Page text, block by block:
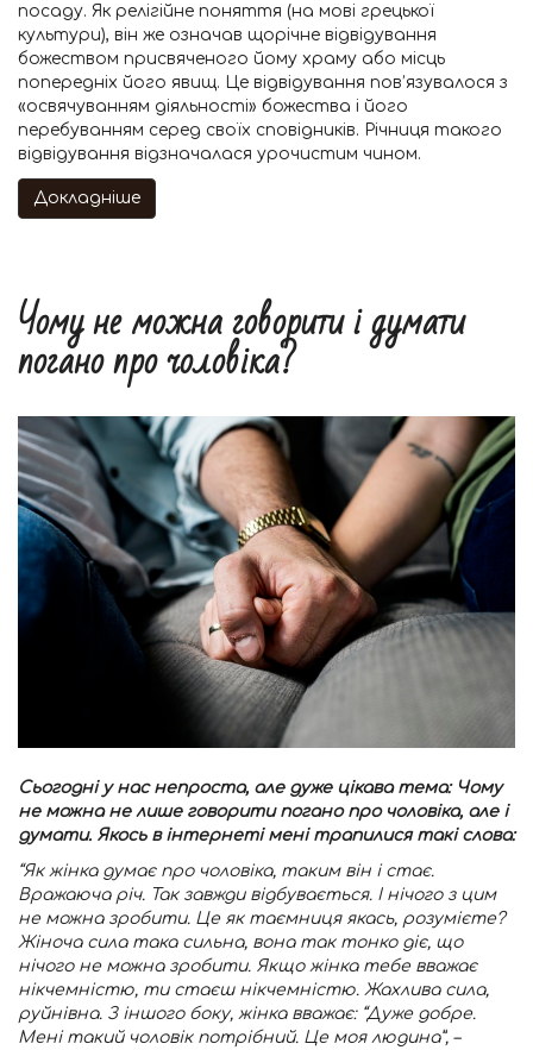
посаду. Як релігійне поняття (на мові грецької
культури), він же означав щорічне відвідування
божеством присвяченого йому храму або місць
попередніх його явищ. Це відвідування пов’язувалося з
«освячуванням діяльності» божества і його
перебуванням серед своїх сповідників. Річниця такого
відвідування відзначалася урочистим чином.
Докладніше
Чому не можна говорити і думати
погано про чоловіка?
Сьогодні у нас непроста, але дуже цікава тема: Чому
не можна не лише говорити погано про чоловіка, але і
думати. Якось в інтернеті мені трапилися такі слова:
“Як жінка думає про чоловіка, таким він і стає.
Вражаюча річ. Так завжди відбувається. І нічого з цим
не можна зробити. Це як таємниця якась, розумієте?
Жіноча сила така сильна, вона так тонко діє, що
нічого не можна зробити. Якщо жінка тебе вважає
нікчемністю, ти стаєш нікчемністю. Жахлива сила,
руйнівна. З іншого боку, жінка вважає: “Дуже добре.
Мені такий чоловік потрібний. Це моя людина”, –